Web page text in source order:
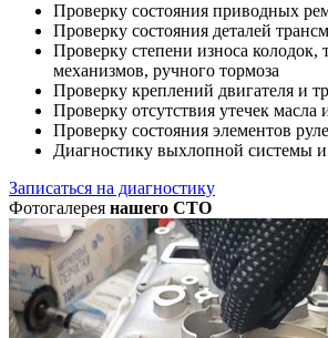
Проверку состояния приводных
Проверку состояния деталей
Проверку степени износа колодок,
механизмов, ручного тормоза
Проверку креплений двигателя и
Проверку отсутствия утечек масла
Проверку состояния элементов
Диагностику выхлопной системы
Записаться на диагностику
Фотогалерея нашего СТО